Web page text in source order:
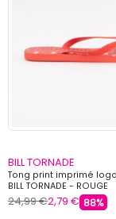
BILL TORNADE
Tong print imprimé
BILL TORNADE - ROUGE
24,99 €2,79 € 88%